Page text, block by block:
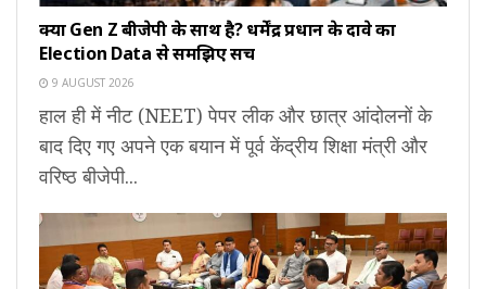
क्या Gen Z बीजेपी के साथ है? धर्मेंद्र प्रधान के दावे का
Election Data से समझिए सच
9 AUGUST 2026
हाल ही में नीट (NEET) पेपर लीक और छात्र आंदोलनों के
बाद दिए गए अपने एक बयान में पूर्व केंद्रीय शिक्षा मंत्री और
वरिष्ठ बीजेपी...